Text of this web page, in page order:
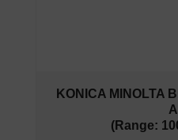
KONICA MINOLTA
(Range: